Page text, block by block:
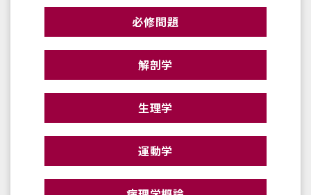
必修問題
解剖学
生理学
運動学